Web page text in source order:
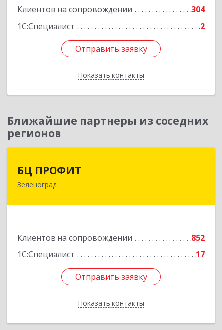
Клиентов на сопровождении
304
1С:Специалист
2
Отправить заявку
Показать контакты
Подробнее
Отправить заявку
Назад
Ближайшие партнеры из соседних
регионов
БЦ ПРОФИТ
Зеленоград
Клиентов на сопровождении
852
1С:Специалист
17
Отправить заявку
Показать контакты
124482, Москва г, Зеленоград г, корпус 340,
Отправить заявку
Назад